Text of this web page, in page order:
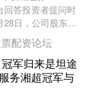
回答投资者提问时
28日，公司股东总
配资论坛
军归来是坦途
务湘超冠军与